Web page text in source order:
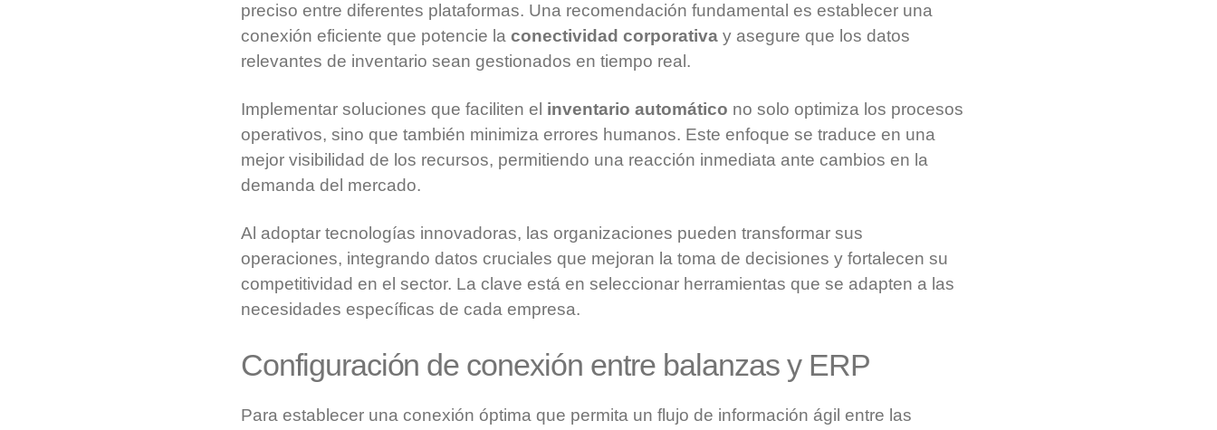
preciso entre diferentes plataformas. Una recomendación fundamental es establecer una
conexión eficiente que potencie la conectividad corporativay asegure que los datos
relevantes de inventario sean gestionados en tiempo real.
Implementar soluciones que faciliten el inventario automático no solo optimiza los procesos
operativos, sino que también minimiza errores humanos. Este enfoque se traduce en una
mejor visibilidad de los recursos, permitiendo una reacción inmediata ante cambios en la
demanda del mercado.
Al adoptar tecnologías innovadoras, las organizaciones pueden transformar sus
operaciones, integrando datos cruciales que mejoran la toma de decisiones y fortalecen su
competitividad en el sector. La clave está en seleccionar herramientas que se adapten a las
necesidades específicas de cada empresa.
Configuración de conexión entre balanzas y ERP
Para establecer una conexión óptima que permita un flujo de información ágil entre las